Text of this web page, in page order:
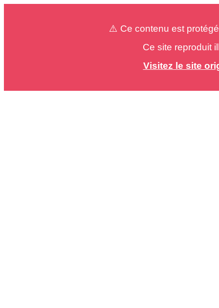
⚠️ Ce contenu est
Ce site reproduit
Visitez le site